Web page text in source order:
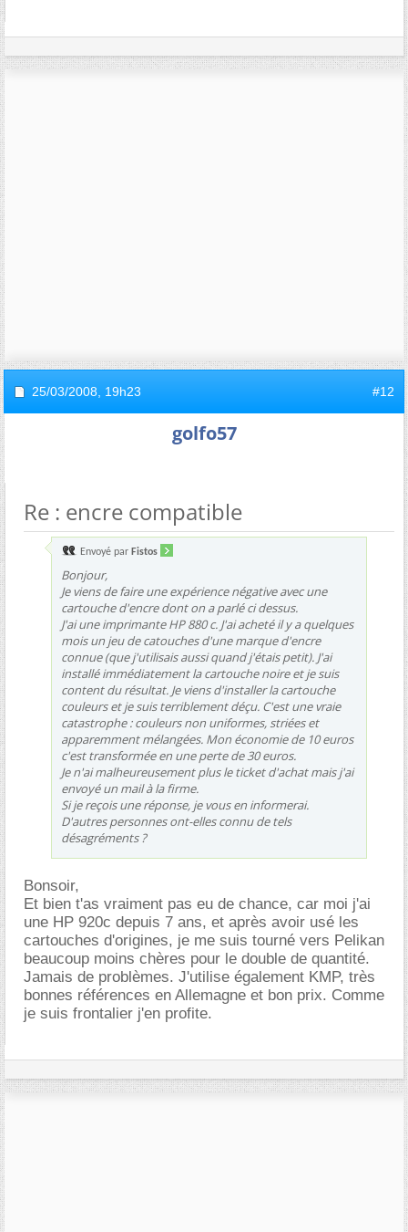
25/03/2008, 19h23 #12
golfo57
Re : encre compatible
Envoyé par Fistos
Bonjour,
Je viens de faire une expérience négative avec une
cartouche d'encre dont on a parlé ci dessus.
J'ai une imprimante HP 880 c. J'ai acheté il y a quelques
mois un jeu de catouches d'une marque d'encre
connue (que j'utilisais aussi quand j'étais petit). J'ai
installé immédiatement la cartouche noire et je suis
content du résultat. Je viens d'installer la cartouche
couleurs et je suis terriblement déçu. C'est une vraie
catastrophe : couleurs non uniformes, striées et
apparemment mélangées. Mon économie de 10 euros
c'est transformée en une perte de 30 euros.
Je n'ai malheureusement plus le ticket d'achat mais j'ai
envoyé un mail à la firme.
Si je reçois une réponse, je vous en informerai.
D'autres personnes ont-elles connu de tels
désagréments ?
Bonsoir,
Et bien t'as vraiment pas eu de chance, car moi j'ai
une HP 920c depuis 7 ans, et après avoir usé les
cartouches d'origines, je me suis tourné vers Pelikan
beaucoup moins chères pour le double de quantité.
Jamais de problèmes. J'utilise également KMP, très
bonnes références en Allemagne et bon prix. Comme
je suis frontalier j'en profite.